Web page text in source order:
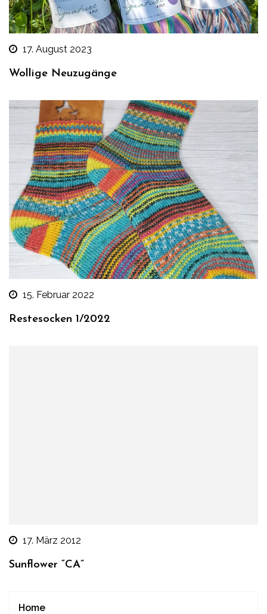
17. August 2023
Wollige Neuzugänge
15. Februar 2022
Restesocken 1/2022
17. März 2012
Sunflower “CA”
Home